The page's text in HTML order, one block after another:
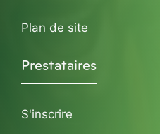
Plan de site
Prestataires
S'inscrire